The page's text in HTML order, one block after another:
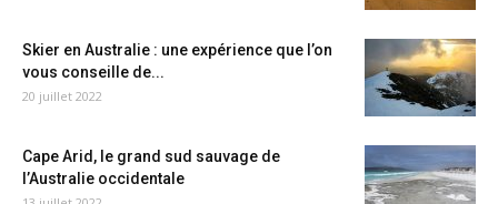
Skier en Australie : une expérience que l’on
vous conseille de...
20 juillet 2022
Cape Arid, le grand sud sauvage de
l’Australie occidentale